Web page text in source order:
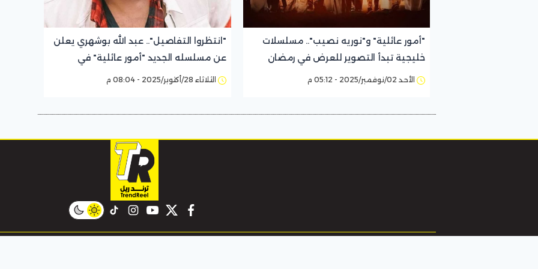
"أمور عائلية" و"نوريه نصيب".. مسلسلات
خليجية تبدأ التصوير للعرض في رمضان
2026الأحد 02/نوفمبر/2025 - 05:12 م
"انتظروا التفاصيل".. عبد الله بوشهري يعلن
عن مسلسله الجديد "أمور عائلية" في
رمضان 2026
الثلاثاء 28/أكتوبر/2025 - 08:04 م
facebook
twitter
youtube
instagram
tiktok